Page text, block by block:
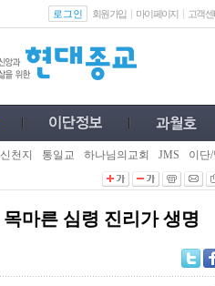
로그인 회원가입 마이페이지 고객센
신천지 통일교 하나님의교회 JMS 이단
마른 심령 진리가 생명